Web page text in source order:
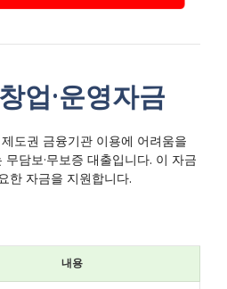
업·운영자금
도권 금융기관 이용에 어려움을
담보·무보증 대출입니다. 이 자금
한 자금을 지원합니다.
내용